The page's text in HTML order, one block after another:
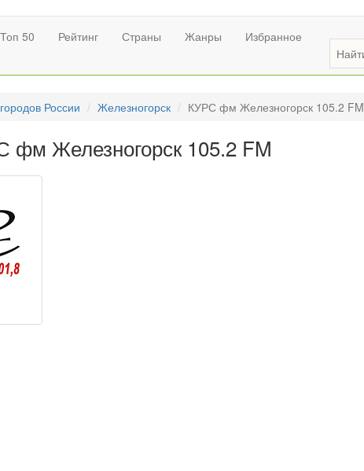
Топ 50 Рейтинг Страны Жанры Избранное
России Железногорск КУРС фм Железногорск 105.2 FM
фм Железногорск 105.2 FM